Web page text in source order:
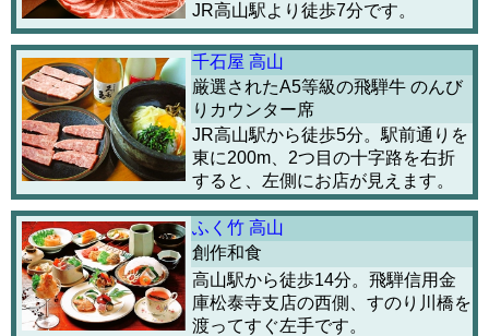
JR高山駅より徒歩7分です。
千石屋 高山
厳選されたA5等級の飛騨牛 のんび
りカウンター席
JR高山駅から徒歩5分。駅前通りを
東に200m、2つ目の十字路を右折
すると、左側にお店が見えます。
ふく竹 高山
創作和食
高山駅から徒歩14分。飛騨信用金
庫松泰寺支店の西側、すのり川橋を
渡ってすぐ左手です。